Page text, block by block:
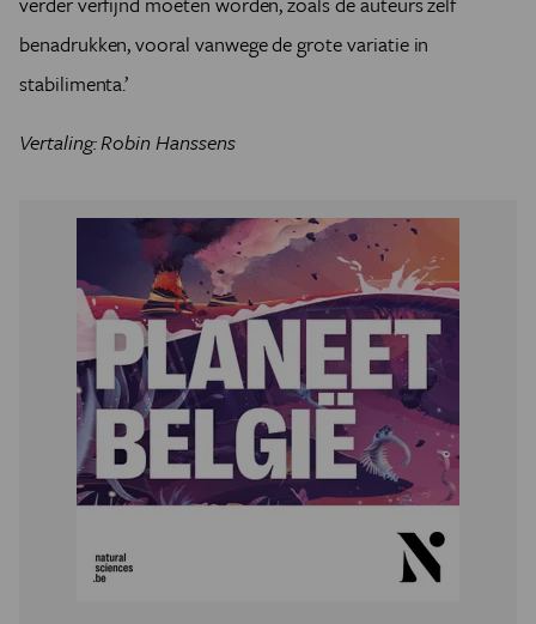
benadrukken, vooral vanwege de grote variatie in
stabilimenta.’
Vertaling: Robin Hanssens